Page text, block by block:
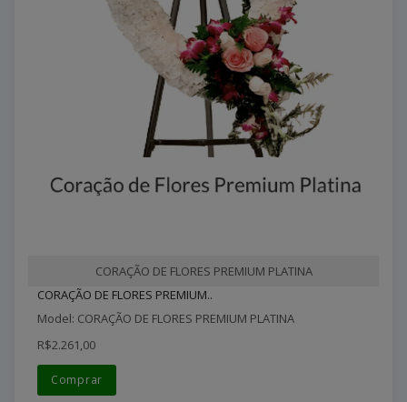
CORAÇÃO DE FLORES PREMIUM PLATINA
CORAÇÃO DE FLORES PREMIUM..
Model: CORAÇÃO DE FLORES PREMIUM PLATINA
R$2.261,00
Comprar